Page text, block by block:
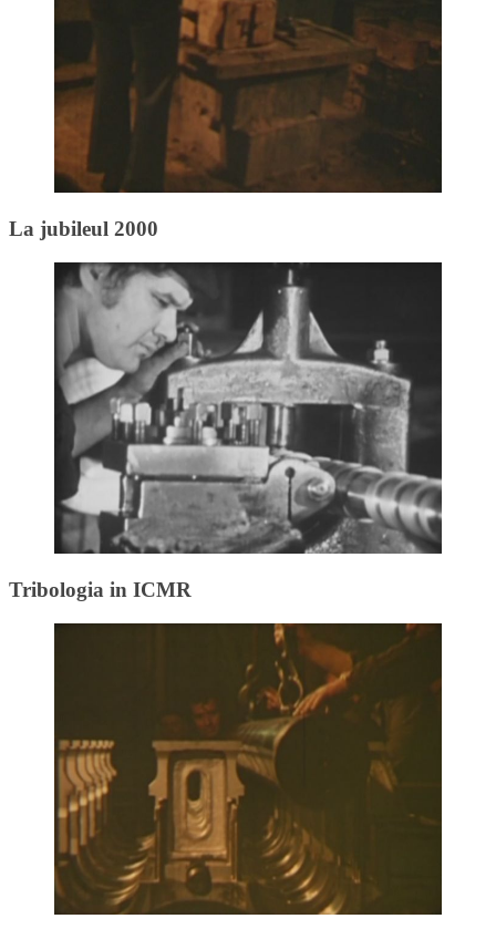
La jubileul 2000
Tribologia in ICMR